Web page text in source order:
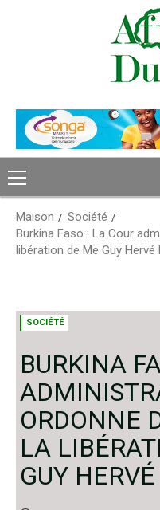
Menu
principal
Maison
Société
Burkina Faso : La Cour
libération de Me Guy Hervé
SOCIÉTÉ
BURKINA
ORDONNE
LA
GUY